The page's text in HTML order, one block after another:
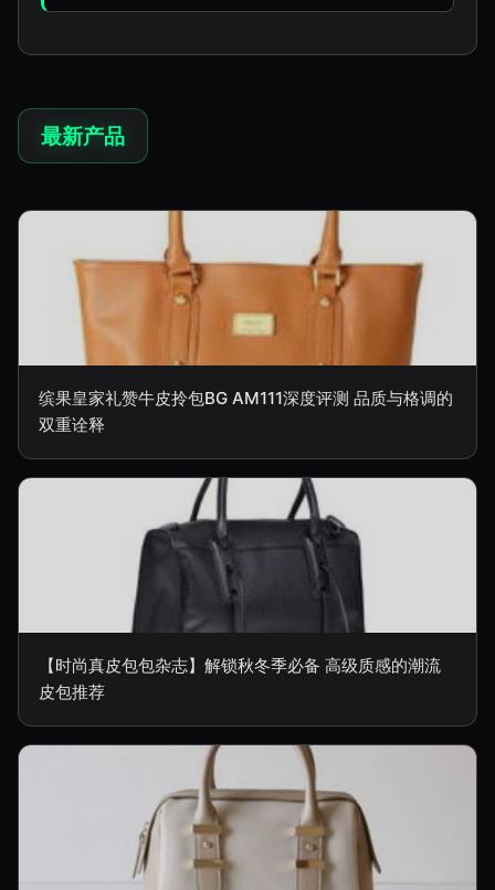
最新产品
缤果皇家礼赞牛皮拎包BG AM111深度评测 品质与格调的
双重诠释
【时尚真皮包包杂志】解锁秋冬季必备 高级质感的潮流
皮包推荐